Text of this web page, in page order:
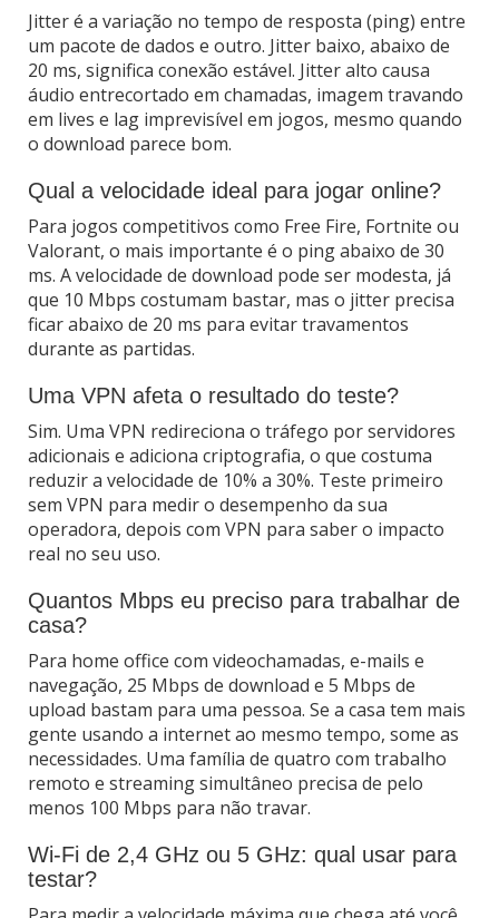
Jitter é a variação no tempo de resposta (ping) entre
um pacote de dados e outro. Jitter baixo, abaixo de
20 ms, significa conexão estável. Jitter alto causa
áudio entrecortado em chamadas, imagem travando
em lives e lag imprevisível em jogos, mesmo quando
o download parece bom.
Qual a velocidade ideal para jogar online?
Para jogos competitivos como Free Fire, Fortnite ou
Valorant, o mais importante é o ping abaixo de 30
ms. A velocidade de download pode ser modesta, já
que 10 Mbps costumam bastar, mas o jitter precisa
ficar abaixo de 20 ms para evitar travamentos
durante as partidas.
Uma VPN afeta o resultado do teste?
Sim. Uma VPN redireciona o tráfego por servidores
adicionais e adiciona criptografia, o que costuma
reduzir a velocidade de 10% a 30%. Teste primeiro
sem VPN para medir o desempenho da sua
operadora, depois com VPN para saber o impacto
real no seu uso.
Quantos Mbps eu preciso para trabalhar de
casa?
Para home office com videochamadas, e-mails e
navegação, 25 Mbps de download e 5 Mbps de
upload bastam para uma pessoa. Se a casa tem mais
gente usando a internet ao mesmo tempo, some as
necessidades. Uma família de quatro com trabalho
remoto e streaming simultâneo precisa de pelo
menos 100 Mbps para não travar.
Wi-Fi de 2,4 GHz ou 5 GHz: qual usar para
testar?